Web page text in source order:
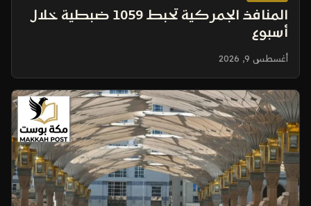
المنافذ الجمركية تحبط 1059 ضبطية خلال
أسبوع
أغسطس 9, 2026